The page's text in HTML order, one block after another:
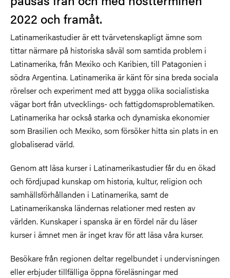
2022 och framåt.
Latinamerikastudier är ett tvärvetenskapligt ämne som
tittar närmare på historiska såväl som samtida problem i
Latinamerika, från Mexiko och Karibien, till Patagonien i
södra Argentina. Latinamerika är känt för sina breda sociala
rörelser och experiment med att bygga olika socialistiska
vägar bort från utvecklings- och fattigdomsproblematiken.
Latinamerika har också starka och dynamiska ekonomier
som Brasilien och Mexiko, som försöker hitta sin plats in en
globaliserad värld.
Genom att läsa kurser i Latinamerikastudier får du en ökad
och fördjupad kunskap om historia, kultur, religion och
samhällsförhållanden i Latinamerika, samt de
Latinamerikanska ländernas relationer med resten av
världen. Kunskaper i spanska är en fördel när du läser
kurser i ämnet men är inget krav för att läsa våra kurser.
Besökare från regionen deltar regelbundet i undervisningen
eller erbjuder tillfälliga öppna föreläsningar med